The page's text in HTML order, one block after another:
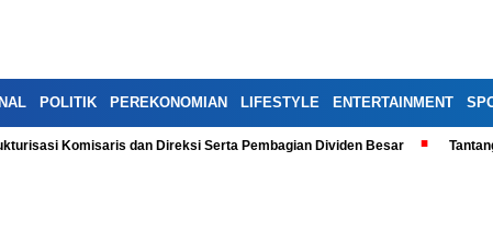
POLITIK PEREKONOMIAN LIFESTYLE ENTERTAINMENT
Komisaris dan Direksi Serta Pembagian Dividen Besar